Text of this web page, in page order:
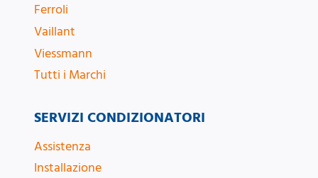
Ferroli
Vaillant
Viessmann
Tutti i Marchi
SERVIZI CONDIZIONATORI
Assistenza
Installazione